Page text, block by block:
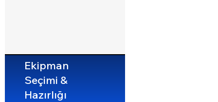
Ekipman
Seçimi &
Hazırlığı